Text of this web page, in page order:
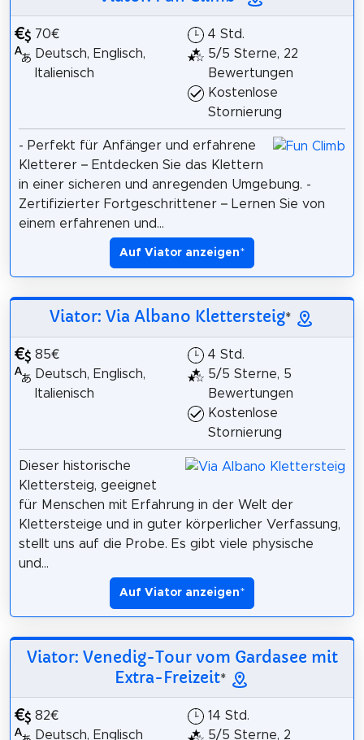
70€
Deutsch, Englisch,
Italienisch
4 Std.
5/5 Sterne, 22
Bewertungen
Kostenlose
Stornierung
- Perfekt für Anfänger und erfahrene
Kletterer – Entdecken Sie das Klettern
in einer sicheren und anregenden Umgebung. -
Zertifizierter Fortgeschrittener – Lernen Sie von
einem erfahrenen und...
Auf Viator anzeigen*
Viator: Via Albano Klettersteig*
85€
Deutsch, Englisch,
Italienisch
4 Std.
5/5 Sterne, 5
Bewertungen
Kostenlose
Stornierung
Dieser historische
Klettersteig, geeignet
für Menschen mit Erfahrung in der Welt der
Klettersteige und in guter körperlicher Verfassung,
stellt uns auf die Probe. Es gibt viele physische
und...
Auf Viator anzeigen*
Viator: Venedig-Tour vom Gardasee mit
Extra-Freizeit*
82€
Deutsch, Englisch
14 Std.
5/5 Sterne, 2